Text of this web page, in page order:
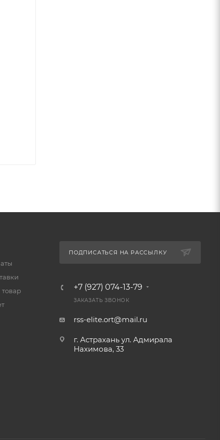
ПОДПИСАТЬСЯ НА РАССЫЛКУ
+7 (927) 074-13-79
ЗАКАЗАТЬ ЗВОНОК
rss-elite.ort@mail.ru
г. Астрахань ул. Адмирала
Нахимова, 33